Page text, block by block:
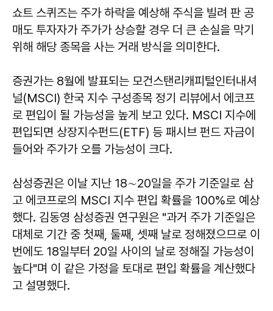
쇼트 스퀴즈는 주가 하락을 예상해 주식을 빌려 판 공
매도 투자자가 주가가 상승할 경우 더 큰 손실을 막기
위해 해당 종목을 사는 거래 방식을 의미한다.
증권가는 8월에 발표되는 모건스탠리캐피털인터내셔
널(MSCI) 한국 지수 구성종목 정기 리뷰에서 에코프
로 편입이 될 가능성을 높게 보고 있다. MSCI 지수에
편입되면 상장지수펀드(ETF) 등 패시브 펀드 자금이
들어와 주가가 오를 가능성이 크다.
삼성증권은 이날 지난 18∼20일을 주가 기준일로 삼
고 에코프로의 MSCI 지수 편입 확률을 100%로 예상
했다. 김동영 삼성증권 연구원은 "과거 주가 기준일은
대체로 기간 중 첫째, 둘째, 셋째 날로 정해졌으므로 이
번에도 18일부터 20일 사이의 날로 정해질 가능성이
높다"며 이 같은 가정을 토대로 편입 확률을 계산했다
고 설명했다.